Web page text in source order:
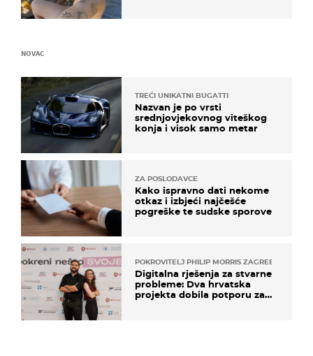
NOVAC
TREĆI UNIKATNI BUGATTI
Nazvan je po vrsti
srednjovjekovnog viteškog
konja i visok samo metar
ZA POSLODAVCE
Kako ispravno dati nekome
otkaz i izbjeći najčešće
pogreške te sudske sporove
POKROVITELJ PHILIP MORRIS ZAGREB
Digitalna rješenja za stvarne
probleme: Dva hrvatska
projekta dobila potporu za